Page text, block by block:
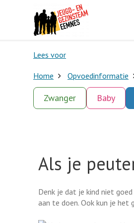
Lees voor
Home Opvoedinformatie
Zwanger Baby
Als je
Denk je dat je kind niet
aan te doen. Ook kun je het